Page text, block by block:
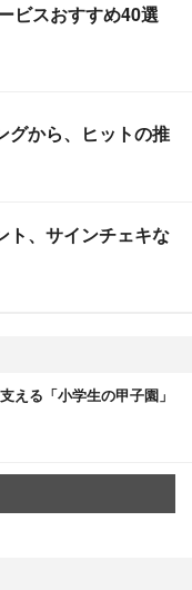
ビスおすすめ40選
グから、ヒットの推
ト、サインチェキな
える「小学生の甲子園」